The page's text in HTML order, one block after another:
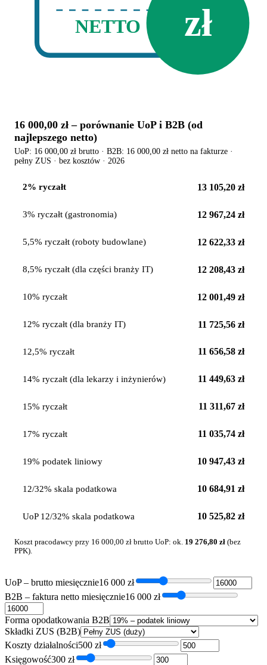
NETTO zł
16 000,00 zł – porównanie UoP i B2B (od
najlepszego netto)
UoP: 16 000,00 zł brutto · B2B: 16 000,00 zł netto na fakturze ·
pełny ZUS · bez kosztów · 2026
2% ryczałt 13 105,20 zł
3% ryczałt (gastronomia) 12 967,24 zł
5,5% ryczałt (roboty budowlane) 12 622,33 zł
8,5% ryczałt (dla części branży IT) 12 208,43 zł
10% ryczałt 12 001,49 zł
12% ryczałt (dla branży IT) 11 725,56 zł
12,5% ryczałt 11 656,58 zł
14% ryczałt (dla lekarzy i inżynierów) 11 449,63 zł
15% ryczałt 11 311,67 zł
17% ryczałt 11 035,74 zł
19% podatek liniowy 10 947,43 zł
12/32% skala podatkowa 10 684,91 zł
UoP 12/32% skala podatkowa 10 525,82 zł
Koszt pracodawcy przy 16 000,00 zł brutto UoP: ok. 19 276,80 zł (bez
PPK).
UoP – brutto miesięcznie16 000 zł
B2B – faktura netto miesięcznie16 000 zł
Forma opodatkowania B2B
Składki ZUS (B2B)
Koszty działalności500 zł
Księgowość300 zł